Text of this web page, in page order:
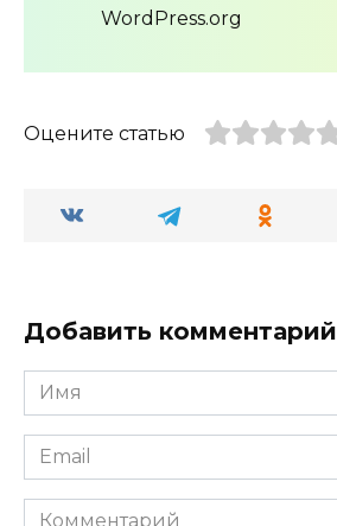
WordPress.org
Оцените статью
Добавить комментарий
Имя
*
Email
*
Комментарий